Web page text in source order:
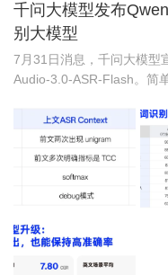
千问大模型发布
别大模型
7月31日消息，千问大模型
Audio-3.0-ASR-Flash。简